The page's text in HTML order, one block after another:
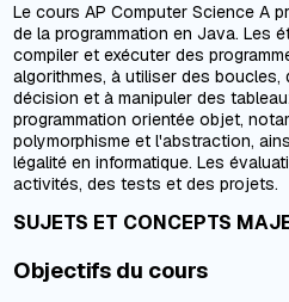
Le cours AP Computer Science A
de la programmation en Java. Les
compiler et exécuter des
algorithmes, à utiliser des
décision et à manipuler des
programmation orientée objet,
polymorphisme et l'abstraction,
légalité en informatique. Les
activités, des tests et des projets.
SUJETS ET CONCEPTS
Objectifs du cours